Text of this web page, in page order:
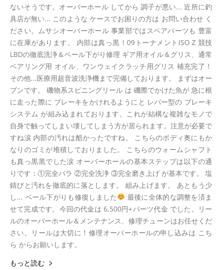
ないそうです。オーバーホール してから 調子が悪い... 近所に釣
具店が無い... このような ケースでお困りの方は お問い合わせ く
ださい。ムサシオーバーホール 事業部ではスペアパーツも 豊富
に在庫があります。 内部は真っ黒！09トーナメントISO Z 競技
LBDの徹底洗浄＆ベール下がり修理 ギア用オイル＆グリス、通常
ベアリング用 オイル、ワンウェイクラッチ用グリス 補充完了！
その他...医療用超音波洗浄機まで完備しております。 まずはオー
プンです。 磯物系スピニングリール は 磯際でかけた魚が 急に根
に走った際に ブレーキをかけれるようにと レバー型の ブレーキ
システム が組み込まれております。これが結構な複雑なモノで
自身で触ってしまい壊してしまう方が居られます。注意が必要で
すね涙 内部の汚れは酷かったですね。 こちらのボディ奥にもか
なりのゴミが堆積しておりました。 こちらのウォームシャフト
も真っ黒黒でした涙 オーバーホールの基本ステップは以下の通
りです：①完全バラ ②完全洗浄 ③完全磨き上げ が基本です。 塩
錆びと汚れを徹底的に落とします。 組み上げます。 あともう少
し... ベール下がりも修復しました
最後に全体的な調整を済ま
せて完成です。今回の代金は 6,500円+パーツ代金 でした。リー
ルのオーバーホール＆メンテナンス、修理チューンはお任せくだ
さい。リールは大切に！修理オーバーホールの申し込みは こち
ら からお願いします。
もっと読む